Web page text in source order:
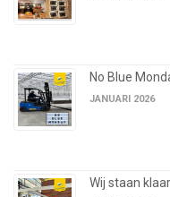
No Blue
JANUARI 2026
Wij staan